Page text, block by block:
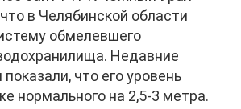
что в Челябинской области
обмелевшего
Недавние
что его уровень
нормального на 2,5-3 метра.